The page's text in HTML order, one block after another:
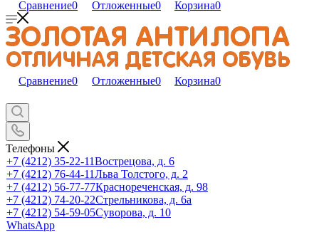
Сравнение0 Отложенные0 Корзина0
Сравнение0 Отложенные0 Корзина0
Телефоны
+7 (4212) 35-22-11Вострецова, д. 6
+7 (4212) 76-44-11Льва Толстого, д. 2
+7 (4212) 56-77-77Краснореченская, д. 98
+7 (4212) 74-20-22Стрельникова, д. 6а
+7 (4212) 54-59-05Суворова, д. 10
WhatsApp